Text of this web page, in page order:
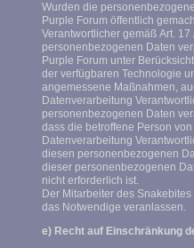
Wurden die
Purple Forum öffentlich
Verantwortlicher gemäß Art.
personenbezogenen Daten
Purple Forum unter
der verfügbaren Technologie
angemessene Maßnahmen,
Datenverarbeitung
personenbezogenen Daten
dass die betroffene Person
Datenverarbeitung
diesen personenbezogenen
dieser personenbezogenen
nicht erforderlich ist.
Der Mitarbeiter des
das Notwendige veranlassen.
e) Recht auf Einschränkung